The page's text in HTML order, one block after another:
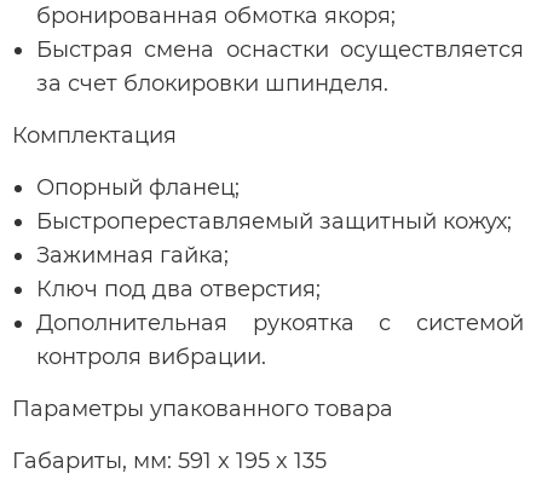
бронированная обмотка якоря;
Быстрая смена оснастки осуществляется
за счет блокировки шпинделя.
Комплектация
Опорный фланец;
Быстропереставляемый защитный кожух;
Зажимная гайка;
Ключ под два отверстия;
Дополнительная рукоятка с системой
контроля вибрации.
Параметры упакованного товара
Габариты, мм: 591 x 195 x 135